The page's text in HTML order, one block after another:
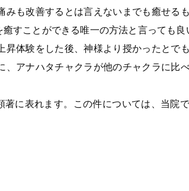
も改善するとは言えないまでも癒せる
すことができる唯一の方法と言っても良
体験をした後、神様より授かったとで
アナハタチャクラが他のチャクラに比
に表れます。この件については、当院